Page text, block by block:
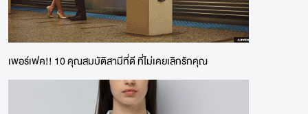
เพอร์เฟค!! 10 คุณสมบัติสามีที่ดี ที่ไม่เคยเลิกรักคุณ